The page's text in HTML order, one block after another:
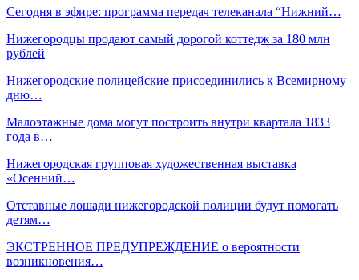
Сегодня в эфире: программа передач телеканала “Нижний…
Нижегородцы продают самый дорогой коттедж за 180 млн
рублей
Нижегородские полицейские присоединились к Всемирному
дню…
Малоэтажные дома могут построить внутри квартала 1833
года в…
Нижегородская групповая художественная выставка
«Осенний…
Отставные лошади нижегородской полиции будут помогать
детям…
ЭКСТРЕННОЕ ПРЕДУПРЕЖДЕНИЕ о вероятности
возникновения…